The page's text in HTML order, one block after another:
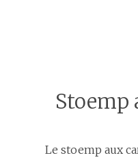
Stoemp
Le stoemp aux